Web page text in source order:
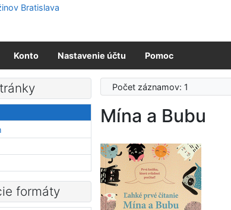
Konto Nastavenie účtu Pomoc
Počet záznamov: 1
Mína a Bubu
formáty